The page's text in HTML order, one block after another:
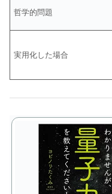
哲学的問題
実用化した場合